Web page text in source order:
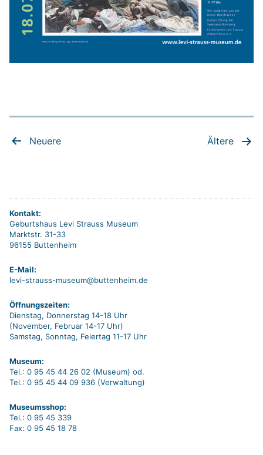
Seitennummerierung
Neuere Ältere
Kontakt:
Geburtshaus Levi Strauss Museum
Marktstr. 31-33
96155 Buttenheim
E-Mail:
levi-strauss-museum@buttenheim.de
Öffnungszeiten:
Dienstag, Donnerstag 14-18 Uhr
(November, Februar 14-17 Uhr)
Samstag, Sonntag, Feiertag 11-17 Uhr
Museum:
Tel.: 0 95 45 44 26 02 (Museum) od.
Tel.: 0 95 45 44 09 936 (Verwaltung)
Museumsshop:
Tel.: 0 95 45 339
Fax: 0 95 45 18 78